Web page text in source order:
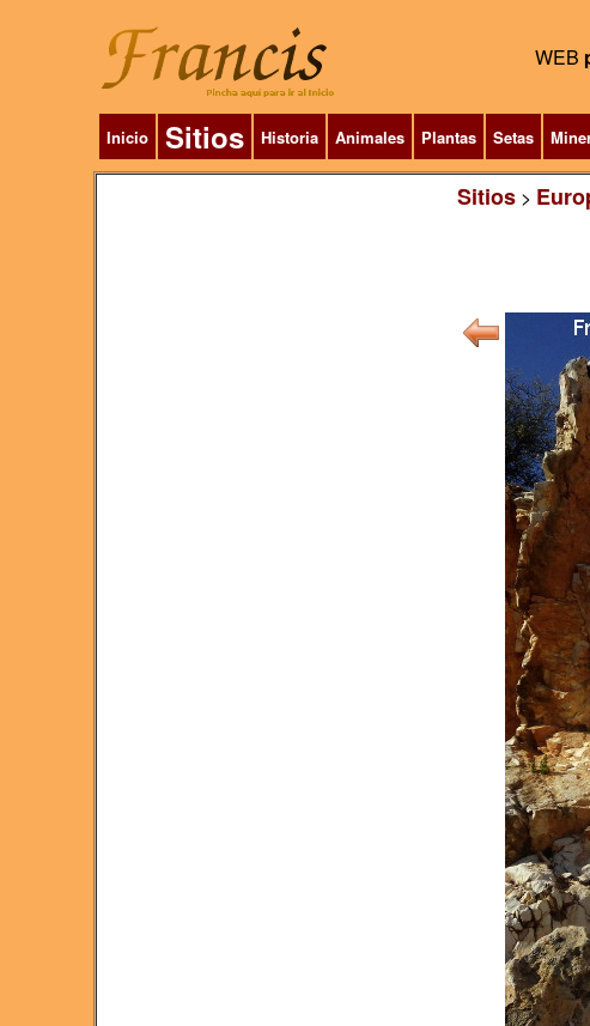
WEB
Inicio Sitios Historia Animales Plantas Setas
Sitios>